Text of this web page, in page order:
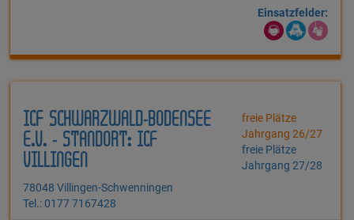
Einsatzfelder:
ICF SCHWARZWALD-BODENSEE
E.V. - STANDORT: ICF
VILLINGEN
78048 Villingen-Schwenningen
Tel.: 0177 7167428
freie Plätze
Jahrgang 26/27
freie Plätze
Jahrgang 27/28